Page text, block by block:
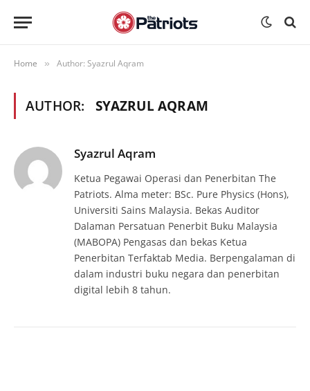
Home » Author: Syazrul Aqram
AUTHOR: SYAZRUL AQRAM
Syazrul Aqram
Ketua Pegawai Operasi dan Penerbitan The
Patriots. Alma meter: BSc. Pure Physics (Hons),
Universiti Sains Malaysia. Bekas Auditor
Dalaman Persatuan Penerbit Buku Malaysia
(MABOPA) Pengasas dan bekas Ketua
Penerbitan Terfaktab Media. Berpengalaman di
dalam industri buku negara dan penerbitan
digital lebih 8 tahun.